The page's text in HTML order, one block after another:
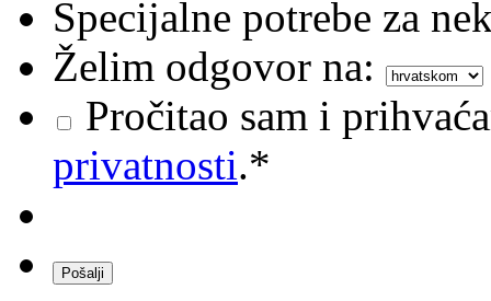
Specijalne potrebe za
Želim odgovor na:
Pročitao sam i
privatnosti.*